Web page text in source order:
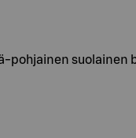
pohjainen